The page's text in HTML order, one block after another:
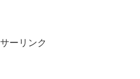
ーリンク